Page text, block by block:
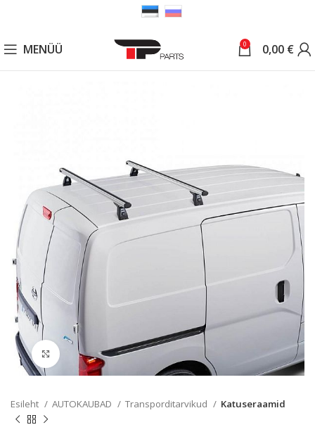
MENÜÜ 0 0,00 €
Kliki lülitamiseks
Esileht AUTOKAUBAD Transporditarvikud Katuseraamid